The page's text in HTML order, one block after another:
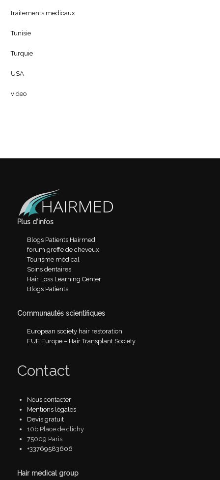
traitements medicaux
Tunisie
Turquie
USA
video
Plus d’infos
Blogs Patients Hairmed
forum greffe de cheveux
Tourisme médical
Soins dentaires
Hair Loss Learning Center
Blogs Patients
Communautés scientifiques
European society hair restoration
FUE Europe – Hair Transplant Society
Contact
Nous contacter
Mentions légales
Devis gratuit
10b Place de clichy
75009 Paris
+33769583606
Hair medical group